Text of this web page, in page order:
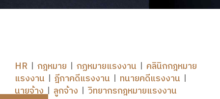
HR กฎหมาย กฏหมายแรงงาน
คลินิกกฎหมาย
แรงงาน
ฎีกาคดีแรงงาน
ทนายคดีแรงงาน
นายจ้าง
ลูกจ้าง วิทยากรกฎหมายแรงงาน